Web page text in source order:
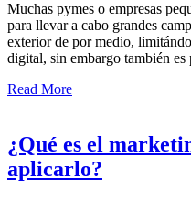
Muchas pymes o empresas
para llevar a cabo grandes
exterior de por medio,
digital, sin embargo también
Read More
¿Qué es el
aplicarlo?